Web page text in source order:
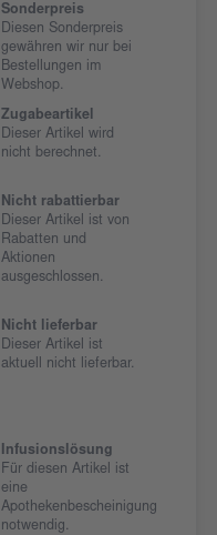
Sonderpreis
Diesen Sonderpreis
gewähren wir nur bei
Bestellungen im
Webshop.
Zugabeartikel
Dieser Artikel wird
nicht berechnet.
Nicht rabattierbar
Dieser Artikel ist von
Rabatten und
Aktionen
ausgeschlossen.
Nicht lieferbar
Dieser Artikel ist
aktuell nicht lieferbar.
Infusionslösung
Für diesen Artikel ist
eine
Apothekenbescheinigung
notwendig.